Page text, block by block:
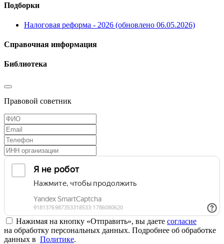
Подборки
Налоговая реформа - 2026 (обновлено 06.05.2026)
Справочная информация
Библиотека
Правовой советник
Нажимая на кнопку «Отправить», вы даете согласие
на обработку персональных данных. Подробнее об обработке
данных в Политике.